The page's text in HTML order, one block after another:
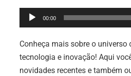
Tocador
de
áudio
00:00
Conheça mais sobre o universo
tecnologia e inovação! Aqui
novidades recentes e também